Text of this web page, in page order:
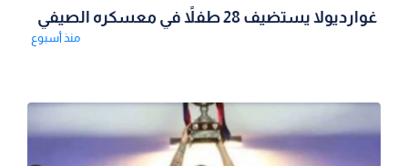
غوارديولا يستضيف 28 طفلاً في معسكره الصيفي
منذ أسبوع